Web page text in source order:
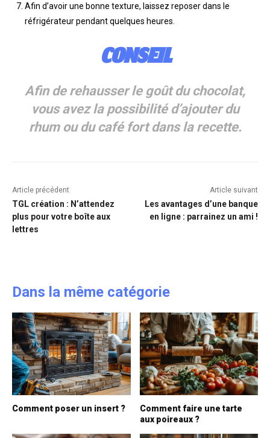
Afin d’avoir une bonne texture, laissez reposer dans le
réfrigérateur pendant quelques heures.
CONSEIL
Afin de rehausser le goût du chocolat,
vous avez la possibilité d’ajouter du
rhum ou du café fort dans la recette.
Article précédent
TGL création : N’attendez
plus pour votre boîte aux
lettres
Article suivant
Les avantages d’une banque
en ligne : parrainez un ami !
Dans la même catégorie
Comment poser un insert ?
Comment faire une tarte
aux poireaux ?